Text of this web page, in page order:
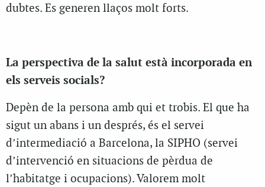
dubtes. Es generen llaços molt forts.
La perspectiva de la salut està incorporada en
els serveis socials?
Depèn de la persona amb qui et trobis. El que ha
sigut un abans i un després, és el servei
d’intermediació a Barcelona, la SIPHO (servei
d’intervenció en situacions de pèrdua de
l’habitatge i ocupacions). Valorem molt